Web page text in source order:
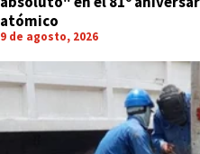
atómico
9 de agosto, 2026